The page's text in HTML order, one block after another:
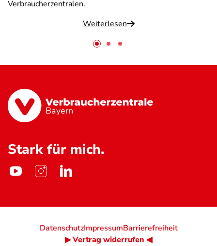
Verbraucherzentralen.
Weiterlesen
Bayern
Stark für mich.
DatenschutzImpressumBarrierefreiheit
▶ Vertrag widerrufen ◀